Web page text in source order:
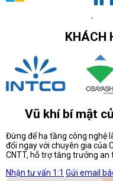
KHÁCH
Vũ khí bí mật
Đừng để hạ tầng công nghệ
đổi ngay với chuyên gia của
CNTT, hỗ trợ tăng trưởng an
Nhận tư vấn 1:1 Gửi email